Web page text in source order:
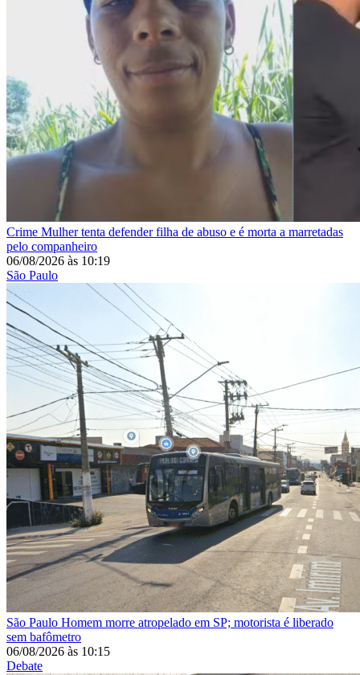
Crime Mulher tenta defender filha de abuso e é morta a marretadas
pelo companheiro
06/08/2026 às 10:19
São Paulo
São Paulo Homem morre atropelado em SP; motorista é liberado
sem bafômetro
06/08/2026 às 10:15
Debate